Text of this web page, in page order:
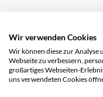
Wir verwenden Cookies
Wir können diese zur Analyse
Webseite zu verbessern,
großartiges Webseiten-
uns verwendeten Cookies